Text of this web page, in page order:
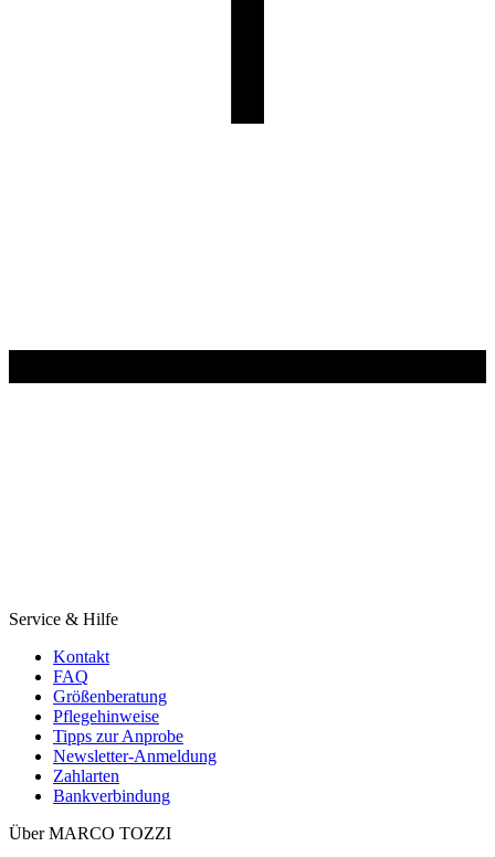
Service & Hilfe
Kontakt
FAQ
Größenberatung
Pflegehinweise
Tipps zur Anprobe
Newsletter-Anmeldung
Zahlarten
Bankverbindung
Über MARCO TOZZI